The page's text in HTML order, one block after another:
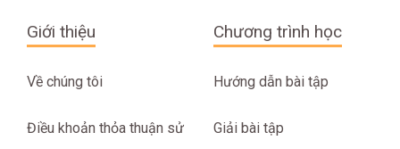
Giới thiệu
Về chúng tôi
Điều khoản thỏa thuận sử
Chương trình học
Hướng dẫn bài tập
Giải bài tập